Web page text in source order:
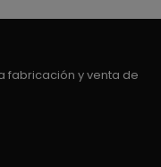
fabricación y venta de